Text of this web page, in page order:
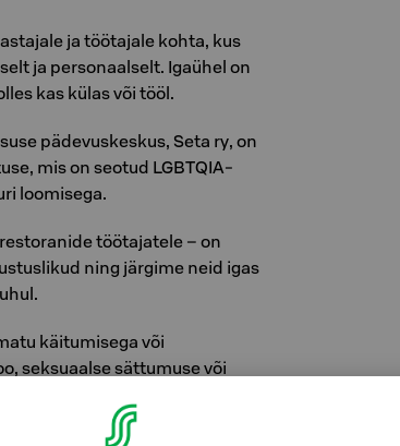
ja töötajale kohta, kus
ja personaalselt. Igaühel on
kas külas või tööl.
pädevuskeskus, Seta ry, on
mis on seotud LGBTQIA-
loomisega.
töötajatele – on
ning järgime neid igas
käitumisega või
seksuaalse sättumuse või
meie töötajate poole. Oleme